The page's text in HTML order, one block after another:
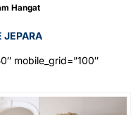
Hangat
JEPARA
mobile_grid=”100″